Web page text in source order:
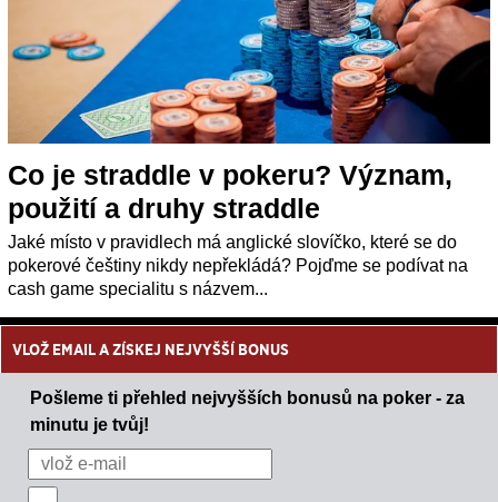
Co je straddle v pokeru? Význam,
použití a druhy straddle
Jaké místo v pravidlech má anglické slovíčko, které se do
pokerové češtiny nikdy nepřekládá? Pojďme se podívat na
cash game specialitu s názvem...
VLOŽ EMAIL A ZÍSKEJ NEJVYŠŠÍ BONUS
Pošleme ti přehled nejvyšších bonusů na poker - za
minutu je tvůj!